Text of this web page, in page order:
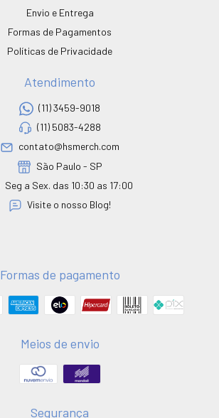
Envio e Entrega
Formas de Pagamentos
Políticas de Privacidade
Atendimento
(11) 3459-9018
(11) 5083-4288
contato@hsmerch.com
São Paulo - SP
Seg a Sex. das 10:30 as 17:00
Visite o nosso Blog!
Formas de pagamento
Meios de envio
Segurança